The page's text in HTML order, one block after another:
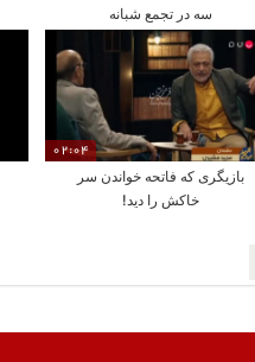
سه در تجمع شبانه
02:04
بازیگری که فاتحه خواندن سر
خاکش را دید!